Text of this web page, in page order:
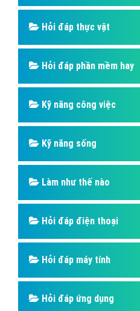
Hỏi đáp thực vật
Hỏi đáp phần mềm hay
Kỹ năng công việc
Kỹ năng sống
Làm như thế nào
Hỏi đáp điện thoại
Hỏi đáp máy tính
Hỏi đáp ứng dụng